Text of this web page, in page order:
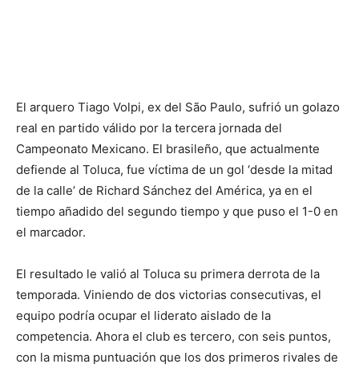
El arquero Tiago Volpi, ex del São Paulo, sufrió un golazo
real en partido válido por la tercera jornada del
Campeonato Mexicano. El brasileño, que actualmente
defiende al Toluca, fue víctima de un gol ‘desde la mitad
de la calle’ de Richard Sánchez del América, ya en el
tiempo añadido del segundo tiempo y que puso el 1-0 en
el marcador.
El resultado le valió al Toluca su primera derrota de la
temporada. Viniendo de dos victorias consecutivas, el
equipo podría ocupar el liderato aislado de la
competencia. Ahora el club es tercero, con seis puntos,
con la misma puntuación que los dos primeros rivales de